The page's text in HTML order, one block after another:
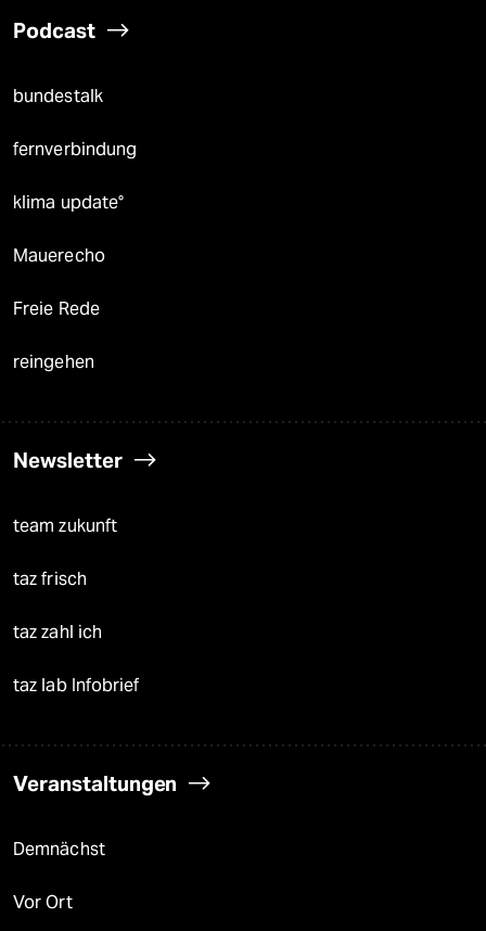
Podcast
bundestalk
fernverbindung
klima update°
Mauerecho
Freie Rede
reingehen
Newsletter
team zukunft
taz frisch
taz zahl ich
taz lab Infobrief
Veranstaltungen
Demnächst
Vor Ort